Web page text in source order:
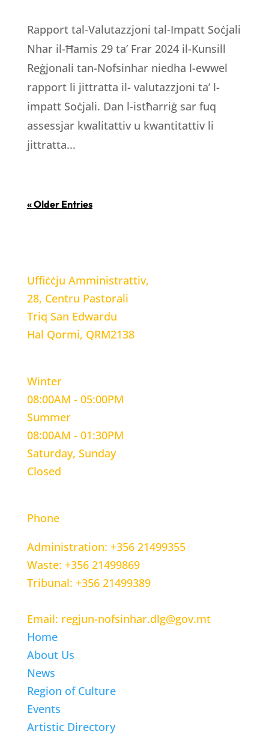
Rapport tal-Valutazzjoni tal-Impatt Soċjali
Nhar il-Ħamis 29 ta’ Frar 2024 il-Kunsill
Reġjonali tan-Nofsinhar niedha l-ewwel
rapport li jittratta il- valutazzjoni ta’ l-
impatt Soċjali. Dan l-istħarriġ sar fuq
assessjar kwalitattiv u kwantitattiv li
jittratta...
« Older Entries
Uffiċċju Amministrattiv,
28, Centru Pastorali
Triq San Edwardu
Hal Qormi, QRM2138
Winter
08:00AM - 05:00PM
Summer
08:00AM - 01:30PM
Saturday, Sunday
Closed
Phone
Administration: +356 21499355
Waste: +356 21499869
Tribunal: +356 21499389
Email: regjun-nofsinhar.dlg@gov.mt
Home
About Us
News
Region of Culture
Events
Artistic Directory